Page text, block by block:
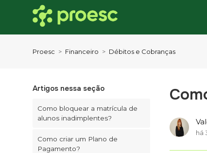
Proesc Financeiro Débitos e Cobranças
Artigos nessa seção
Como bloquear a matrícula de
alunos inadimplentes?
Como criar um Plano de
Pagamento?
há